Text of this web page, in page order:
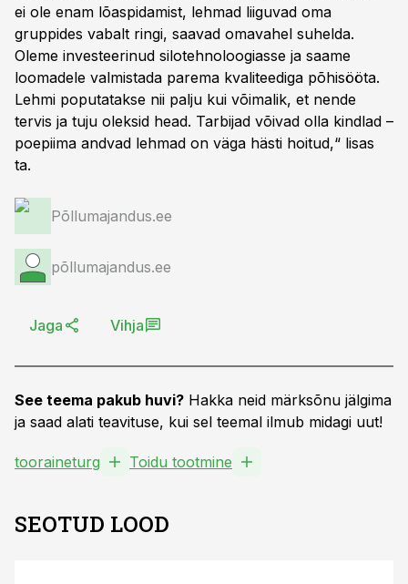
ei ole enam lõaspidamist, lehmad liiguvad oma
gruppides vabalt ringi, saavad omavahel suhelda.
Oleme investeerinud silotehnoloogiasse ja saame
loomadele valmistada parema kvaliteediga põhisööta.
Lehmi poputatakse nii palju kui võimalik, et nende
tervis ja tuju oleksid head. Tarbijad võivad olla kindlad –
poepiima andvad lehmad on väga hästi hoitud,“ lisas
ta.
Põllumajandus.ee
põllumajandus.ee
Jaga Vihja
See teema pakub huvi? Hakka neid märksõnu jälgima
ja saad alati teavituse, kui sel teemal ilmub midagi uut!
tooraineturg Toidu tootmine
SEOTUD LOOD